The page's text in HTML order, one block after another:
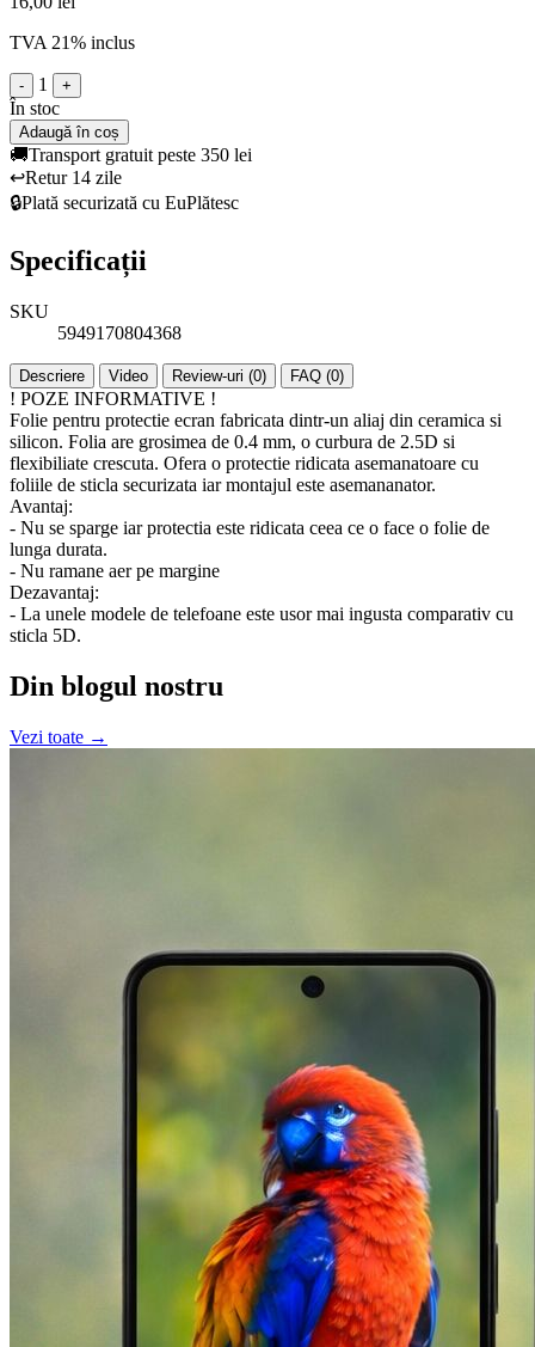
TVA 21% inclus
- 1 +
În stoc
Adaugă în coș
🚚Transport gratuit peste 350 lei
↩️Retur 14 zile
🔒Plată securizată cu EuPlătesc
Specificații
SKU
5949170804368
Descriere Video Review-uri (0) FAQ (0)
! POZE INFORMATIVE !
Folie pentru protectie ecran fabricata dintr-un aliaj din ceramica si
silicon. Folia are grosimea de 0.4 mm, o curbura de 2.5D si
flexibiliate crescuta. Ofera o protectie ridicata asemanatoare cu
foliile de sticla securizata iar montajul este asemananator.
Avantaj:
- Nu se sparge iar protectia este ridicata ceea ce o face o folie de
lunga durata.
- Nu ramane aer pe margine
Dezavantaj:
- La unele modele de telefoane este usor mai ingusta comparativ cu
sticla 5D.
Din blogul nostru
Vezi toate →